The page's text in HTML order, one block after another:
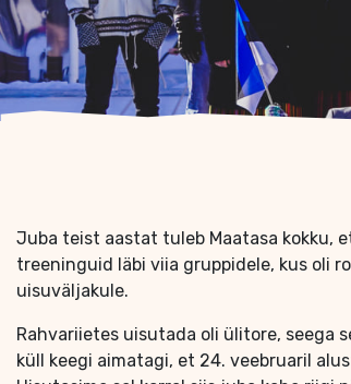
Juba teist aastat tuleb Maatasa kokku,
treeninguid läbi viia gruppidele, kus oli
uisuväljakule.
Rahvariietes uisutada oli ülitore, seega
küll keegi aimatagi, et 24. veebruaril